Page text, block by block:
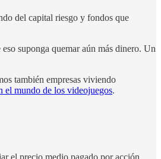
del capital riesgo y fondos que
suponga quemar aún más dinero. Un
también empresas viviendo
mundo de los videojuegos.